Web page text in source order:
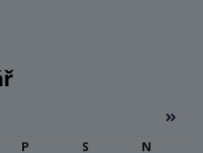
P S
N